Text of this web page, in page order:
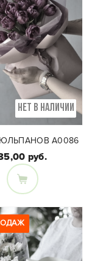
НЕТ В НАЛИЧИИ
букета:
цвет)
А0086
руб.